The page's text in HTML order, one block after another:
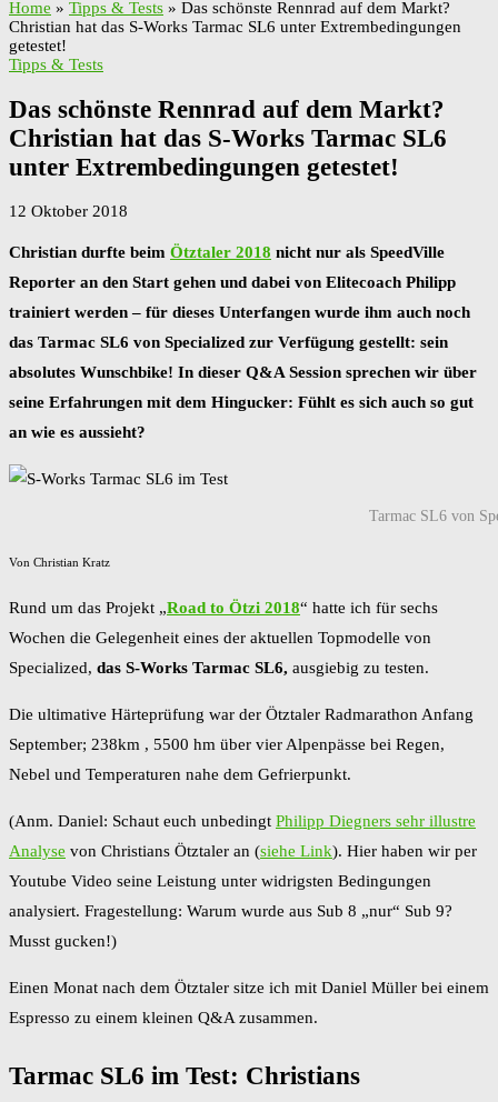
Home » Tipps & Tests » Das schönste Rennrad auf dem Markt?
Christian hat das S-Works Tarmac SL6 unter Extrembedingungen
getestet!
Tipps & Tests
Das schönste Rennrad auf dem Markt?
Christian hat das S-Works Tarmac SL6
unter Extrembedingungen getestet!
12 Oktober 2018
Christian durfte beim Ötztaler 2018 nicht nur als SpeedVille
Reporter an den Start gehen und dabei von Elitecoach Philipp
trainiert werden – für dieses Unterfangen wurde ihm auch noch
das Tarmac SL6 von Specialized zur Verfügung gestellt: sein
absolutes Wunschbike! In dieser Q&A Session sprechen wir über
seine Erfahrungen mit dem Hingucker: Fühlt es sich auch so gut
an wie es aussieht?
Tarmac SL6 von
Von Christian Kratz
Rund um das Projekt „Road to Ötzi 2018“ hatte ich für sechs
Wochen die Gelegenheit eines der aktuellen Topmodelle von
Specialized, das S-Works Tarmac SL6, ausgiebig zu testen.
Die ultimative Härteprüfung war der Ötztaler Radmarathon Anfang
September; 238km , 5500 hm über vier Alpenpässe bei Regen,
Nebel und Temperaturen nahe dem Gefrierpunkt.
(Anm. Daniel: Schaut euch unbedingt Philipp Diegners sehr illustre
Analyse von Christians Ötztaler an (siehe Link). Hier haben wir per
Youtube Video seine Leistung unter widrigsten Bedingungen
analysiert. Fragestellung: Warum wurde aus Sub 8 „nur“ Sub 9?
Musst gucken!)
Einen Monat nach dem Ötztaler sitze ich mit Daniel Müller bei einem
Espresso zu einem kleinen Q&A zusammen.
Tarmac SL6 im Test: Christians